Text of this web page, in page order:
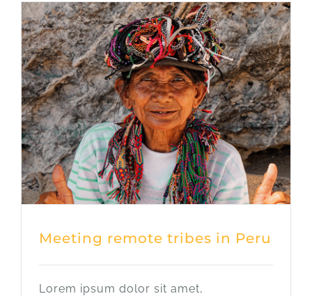
Meeting remote tribes in Peru
Lorem ipsum dolor sit amet,